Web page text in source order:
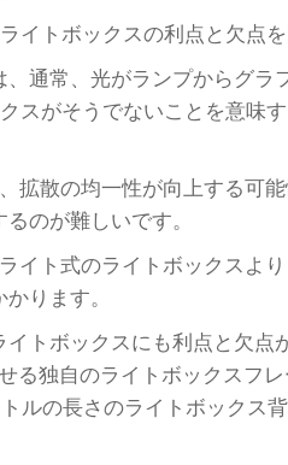
イトボックスの利点と欠点を
通常、光がランプからグ
スがそうでないことを意味
拡散の均一性が向上する可
のが難しいです。
イト式のライトボックスよ
ります。
トボックスにも利点と欠
る独自のライトボックス
ートルの長さのライトボック